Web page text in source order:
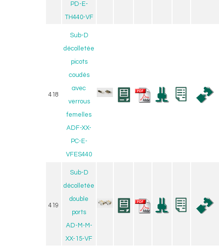
PD-E-
TH440-VF
418
Sub-D
décolletée
picots
coudés
avec
verrous
femelles
ADF-XX-
PC-E-
VFES440
419
Sub-D
décolletée
double
ports
AD-M-M-
XX-15-VF